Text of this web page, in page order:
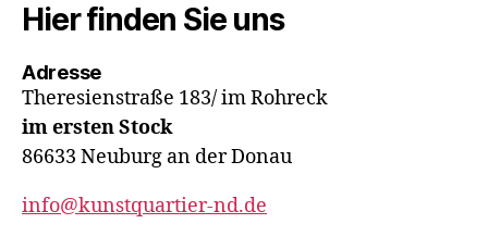
Hier finden Sie uns
Adresse
Theresienstraße 183/ im Rohreck
im ersten Stock
86633 Neuburg an der Donau
info@kunstquartier-nd.de